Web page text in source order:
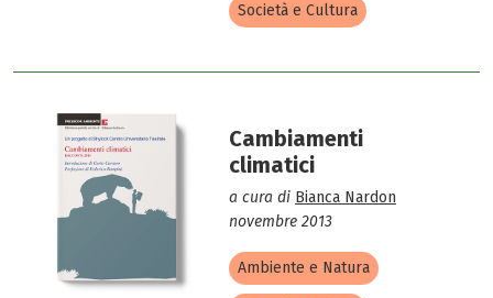
Società e Cultura
Cambiamenti
climatici
a cura di Bianca Nardon
novembre 2013
Ambiente e Natura